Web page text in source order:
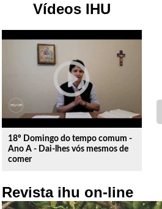
Vídeos IHU
play_circle_outline
18º Domingo do tempo comum -
Ano A - Dai-lhes vós mesmos de
comer
Revista ihu on-line